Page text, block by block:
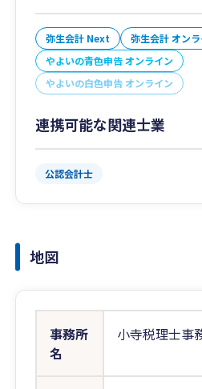
弥生会計 Next 弥生会計 オン
やよいの青色申告 オンライン
やよいの白色申告 オンライン
連携可能な関連士業
公認会計士
地図
事務所
名
小寺税理士事